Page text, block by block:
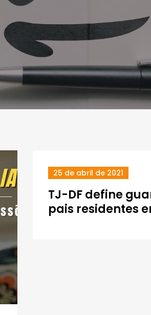
25 de abril de 2021
TJ-DF define
pais residentes